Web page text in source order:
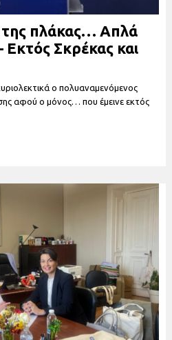
πλάκας… Απλά
Σκρέκας και
ο πολυαναμενόμενος
αφού ο μόνος… που έμεινε εκτός